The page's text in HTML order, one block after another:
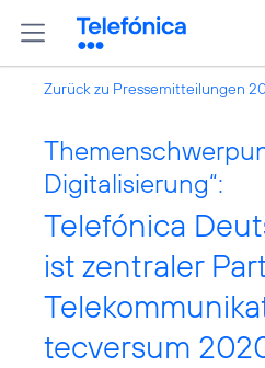
Zurück zu Pressemitteilungen
Digitalisierung“:
Telefónica
ist zentraler
tecversum